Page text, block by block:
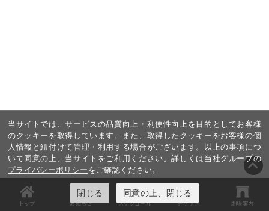
トップ お知らせ スケジュール チケット 劇場案内
当サイトでは、サービスの品質向上・利便性向上を目的としてお客様
のクッキーを取得しています。また、取得したクッキーをお客様の個
人情報と紐付けて管理・利用する場合がございます。以上の事項につ
いて同意の上、当サイトをご利用ください。詳しくは当社グループの
プライバシーポリシーをご確認ください。
閉じる 同意の上、閉じる